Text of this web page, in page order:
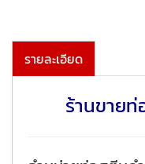
รายละเอียด
ร้านขาย